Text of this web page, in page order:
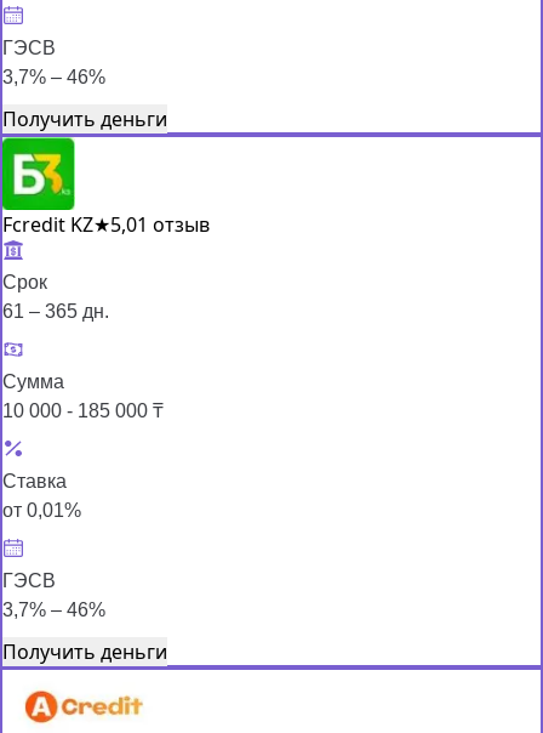
ГЭСВ
3,7% – 46%
Получить деньги
Fcredit KZ★5,01 отзыв
Срок
61 – 365 дн.
Сумма
10 000 - 185 000 ₸
Ставка
от 0,01%
ГЭСВ
3,7% – 46%
Получить деньги